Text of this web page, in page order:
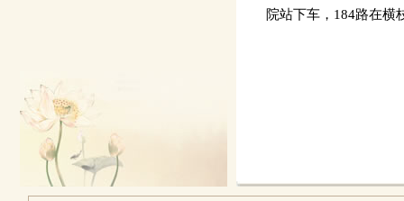
院站下车， 184路在横